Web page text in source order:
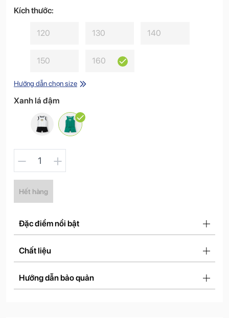
Kích thước:
120 130 140
150 160
Hướng dẫn chọn size
Xanh lá đậm
1
Hết hàng
Đặc điểm nổi bật
Chất liệu
Hướng dẫn bảo quản